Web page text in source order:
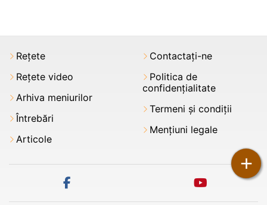
+
Rețete
Rețete video
Arhiva meniurilor
Întrebări
Articole
Contactați-ne
Politica de
confidențialitate
Termeni şi condiții
Mențiuni legale
facebook youtube